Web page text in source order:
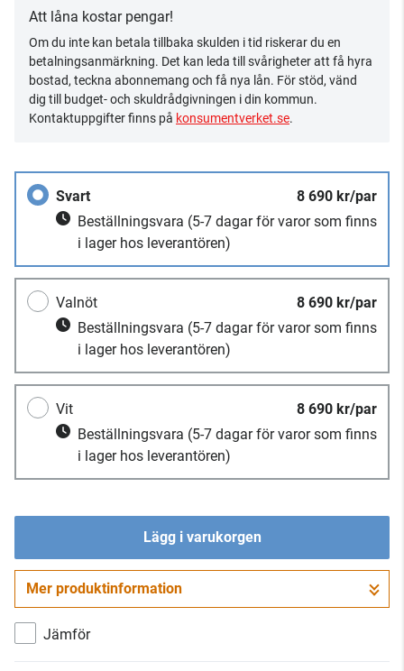
Att låna kostar pengar!
Om du inte kan betala tillbaka skulden i tid riskerar du en
betalningsanmärkning. Det kan leda till svårigheter att få hyra
bostad, teckna abonnemang och få nya lån. För stöd, vänd
dig till budget- och skuldrådgivningen i din kommun.
Kontaktuppgifter finns på konsumentverket.se.
Svart
8 690 kr/par
Beställningsvara (5-7 dagar för varor som finns
i lager hos leverantören)
Valnöt
8 690 kr/par
Beställningsvara (5-7 dagar för varor som finns
i lager hos leverantören)
Vit
8 690 kr/par
Beställningsvara (5-7 dagar för varor som finns
i lager hos leverantören)
Lägg i varukorgen
Gå till kassan
Mer produktinformation
Jämför